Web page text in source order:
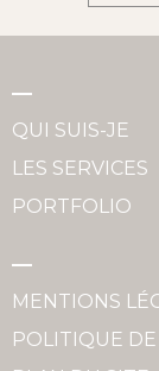
QUI SUIS-JE
LES SERVICES
PORTFOLIO
MENTIONS
POLITIQUE